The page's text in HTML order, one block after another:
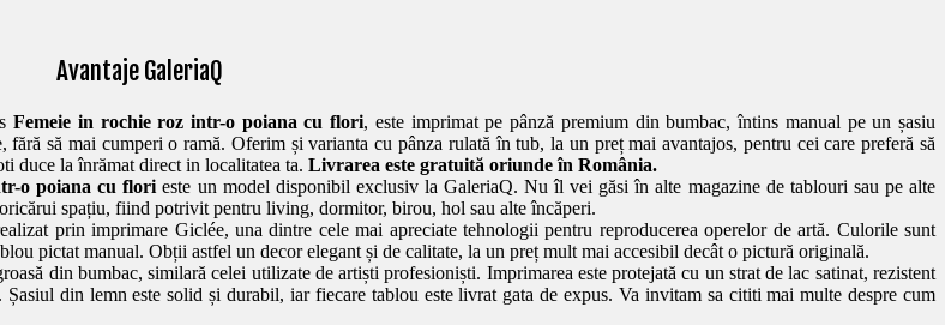
Avantaje GaleriaQ
Femeie in rochie roz intr-o poiana cu flori, este imprimat pe pânză premium din bumbac, întins manual pe un șasiu
să mai cumperi o ramă. Oferim și varianta cu pânza rulată în tub, la un preț mai avantajos, pentru cei care preferă să
duce la înrămat direct in localitatea ta. Livrarea este gratuită oriunde în România.
o poiana cu flori este un model disponibil exclusiv la GaleriaQ. Nu îl vei găsi în alte magazine de tablouri sau pe alte
spațiu, fiind potrivit pentru living, dormitor, birou, hol sau alte încăperi.
prin imprimare Giclée, una dintre cele mai apreciate tehnologii pentru reproducerea operelor de artă. Culorile sunt
pictat manual. Obții astfel un decor elegant și de calitate, la un preț mult mai accesibil decât o pictură originală.
din bumbac, similară celei utilizate de artiști profesioniști. Imprimarea este protejată cu un strat de lac satinat, rezistent
din lemn este solid și durabil, iar fiecare tablou este livrat gata de expus. Va invitam sa cititi mai multe despre cum